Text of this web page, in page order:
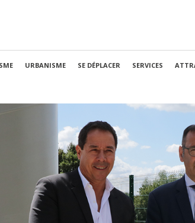
URBANISME SE DÉPLACER SERVICES